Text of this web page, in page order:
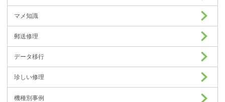
マメ知識
郵送修理
データ移行
珍しい修理
機種別事例